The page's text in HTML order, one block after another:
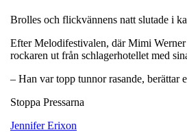
Brolles och flickvännens natt slutade i
Efter Melodifestivalen, där Mimi Werner
rockaren ut från schlagerhotellet med
– Han var topp tunnor rasande, berättar
Stoppa Pressarna
Jennifer Erixon